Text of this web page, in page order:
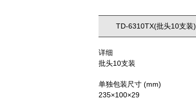
TD-6310TX(批头10支装)
详细
批头10支装
单独包装尺寸 (mm)
235×100×29